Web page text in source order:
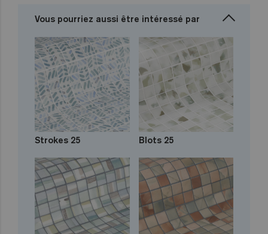
Vous pourriez aussi être intéressé par
Strokes 25 Blots 25